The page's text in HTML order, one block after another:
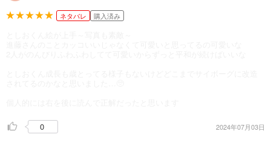
ネタバレ 購入済み
0 2024年07月03日